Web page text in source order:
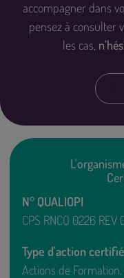
accompagner dans
pensez à consulter
les cas,
N° QUALIOPI
CPS RNCQ 0226 REV
Type d'action certifié
Actions de